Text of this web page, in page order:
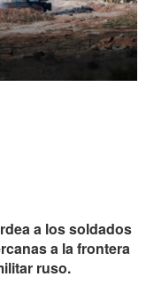
a los soldados
a la frontera
ruso.